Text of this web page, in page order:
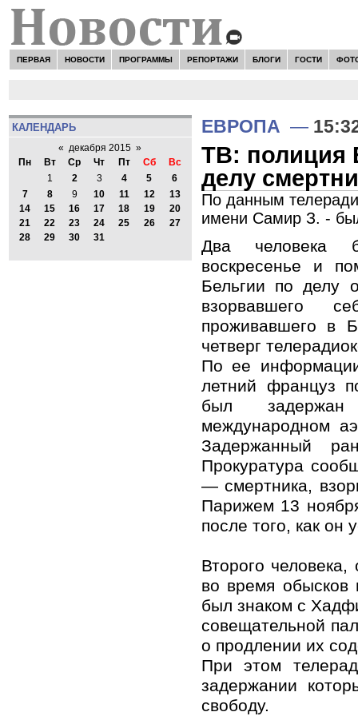
ПЕРВАЯ НОВОСТИ ПРОГРАММЫ РЕПОРТАЖИ БЛОГИ ГОСТИ
КАЛЕНДАРЬ
« декабря 2015 »
Пн
Вт Ср Чт Пт Сб
Вс
1
2 3 4 5
6
7
8 9 10 11 12
13
14
15 16 17 18 19
20
21
22 23 24 25 26
27
28
29 30 31
ЕВРОПА —
ТВ: полиция
делу
По данным
имени Самир З. -
Два человека
воскресенье и
Бельгии по делу
взорвавшего
проживавшего в
четверг
По ее
летний француз
был
международном
Задержанный
Прокуратура
— смертника,
Парижем 13
после того, как он
Второго
во время
был знаком с
совещательной
о продлении их
При этом
задержании
свободу.